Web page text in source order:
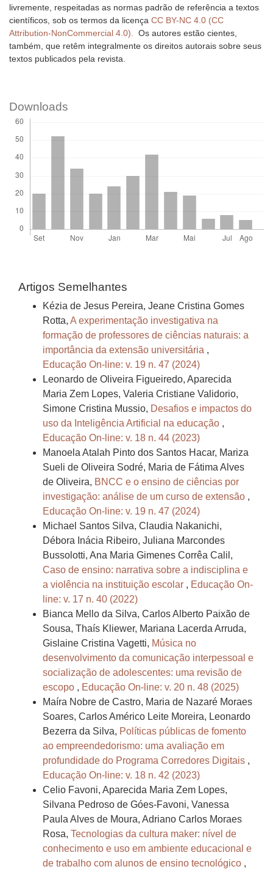
livremente, respeitadas as normas padrão de referência a textos
científicos, sob os termos da licença CC BY-NC 4.0 (CC
Attribution-NonCommercial 4.0). Os autores estão cientes,
também, que retêm integralmente os direitos autorais sobre seus
textos publicados pela revista.
Downloads
Artigos Semelhantes
Kézia de Jesus Pereira, Jeane Cristina Gomes
Rotta, A experimentação investigativa na
formação de professores de ciências naturais: a
importância da extensão universitária ,
Educação On-line: v. 19 n. 47 (2024)
Leonardo de Oliveira Figueiredo, Aparecida
Maria Zem Lopes, Valeria Cristiane Validorio,
Simone Cristina Mussio, Desafios e impactos do
uso da Inteligência Artificial na educação ,
Educação On-line: v. 18 n. 44 (2023)
Manoela Atalah Pinto dos Santos Hacar, Mariza
Sueli de Oliveira Sodré, Maria de Fátima Alves
de Oliveira, BNCC e o ensino de ciências por
investigação: análise de um curso de extensão ,
Educação On-line: v. 19 n. 47 (2024)
Michael Santos Silva, Claudia Nakanichi,
Débora Inácia Ribeiro, Juliana Marcondes
Bussolotti, Ana Maria Gimenes Corrêa Calil,
Caso de ensino: narrativa sobre a indisciplina e
a violência na instituição escolar , Educação On-
line: v. 17 n. 40 (2022)
Bianca Mello da Silva, Carlos Alberto Paixão de
Sousa, Thaís Kliewer, Mariana Lacerda Arruda,
Gislaine Cristina Vagetti, Música no
desenvolvimento da comunicação interpessoal e
socialização de adolescentes: uma revisão de
escopo , Educação On-line: v. 20 n. 48 (2025)
Maíra Nobre de Castro, Maria de Nazaré Moraes
Soares, Carlos Américo Leite Moreira, Leonardo
Bezerra da Silva, Políticas públicas de fomento
ao empreendedorismo: uma avaliação em
profundidade do Programa Corredores Digitais ,
Educação On-line: v. 18 n. 42 (2023)
Celio Favoni, Aparecida Maria Zem Lopes,
Silvana Pedroso de Góes-Favoni, Vanessa
Paula Alves de Moura, Adriano Carlos Moraes
Rosa, Tecnologias da cultura maker: nível de
conhecimento e uso em ambiente educacional e
de trabalho com alunos de ensino tecnológico ,